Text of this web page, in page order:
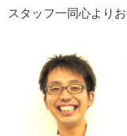
スタッフ一同心より